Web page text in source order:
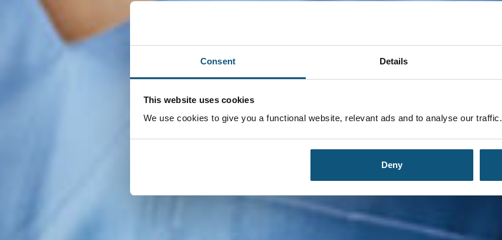
Consent Details
This website uses cookies
We use cookies to give you a functional website, relevant ads and to analyse our traffic.
Deny